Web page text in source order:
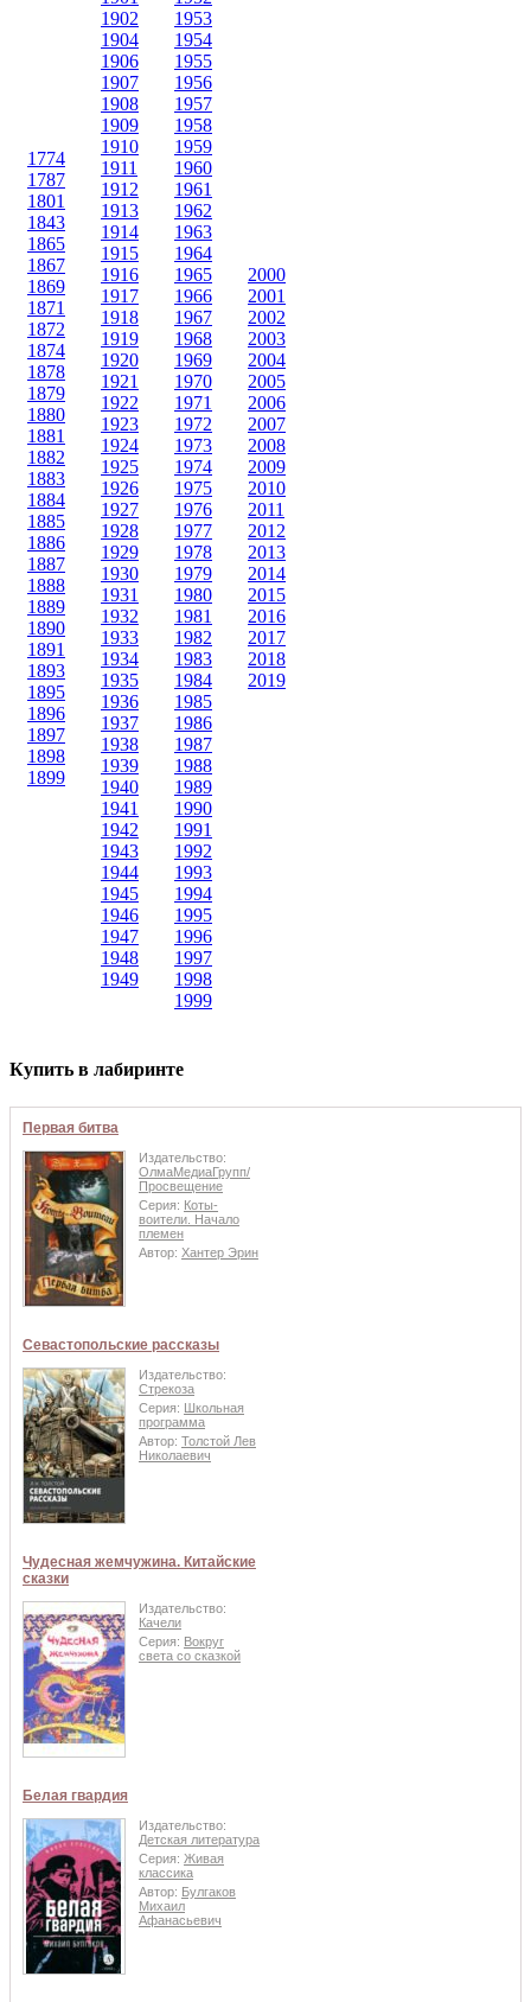
1774
1787
1801
1843
1865
1867
1869
1871
1872
1874
1878
1879
1880
1881
1882
1883
1884
1885
1886
1887
1888
1889
1890
1891
1893
1895
1896
1897
1898
1899
1902
1904
1906
1907
1908
1909
1910
1911
1912
1913
1914
1915
1916
1917
1918
1919
1920
1921
1922
1923
1924
1925
1926
1927
1928
1929
1930
1931
1932
1933
1934
1935
1936
1937
1938
1939
1940
1941
1942
1943
1944
1945
1946
1947
1948
1949
1953
1954
1955
1956
1957
1958
1959
1960
1961
1962
1963
1964
1965
1966
1967
1968
1969
1970
1971
1972
1973
1974
1975
1976
1977
1978
1979
1980
1981
1982
1983
1984
1985
1986
1987
1988
1989
1990
1991
1992
1993
1994
1995
1996
1997
1998
1999
2000
2001
2002
2003
2004
2005
2006
2007
2008
2009
2010
2011
2012
2013
2014
2015
2016
2017
2018
2019
Купить в лабиринте
Первая битва
Издательство:
ОлмаМедиаГрупп/
Просвещение
Серия: Коты-
воители. Начало
племен
Автор: Хантер Эрин
Севастопольские рассказы
Издательство:
Стрекоза
Серия: Школьная
программа
Автор: Толстой Лев
Николаевич
Чудесная жемчужина. Китайские
сказки
Издательство:
Качели
Серия: Вокруг
света со сказкой
Белая гвардия
Издательство:
Детская литература
Серия: Живая
классика
Автор: Булгаков
Михаил
Афанасьевич